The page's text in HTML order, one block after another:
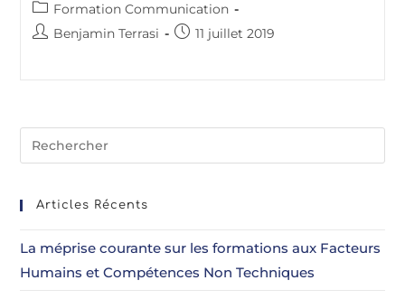
Formation Communication
Benjamin Terrasi
11 juillet 2019
Articles Récents
La méprise courante sur les formations aux Facteurs
Humains et Compétences Non Techniques